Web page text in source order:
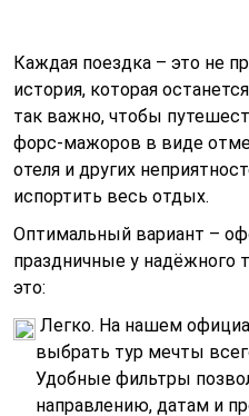
Каждая поездка – это не
история, которая
так важно, чтобы
форс-мажоров в виде
отеля и других
испортить весь отдых.
Оптимальный вариант –
праздничные у надёжного
это:
Легко. На нашем
выбрать тур мечты
Удобные фильтры
направлению, датам и